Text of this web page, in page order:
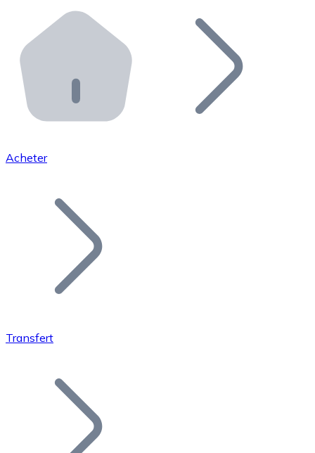
Distributeurs automatiques Bitnovo
Intégrez un ATM Bitnovo dans votre entreprise et
API Bitnovo
Intégrez notre API dans votre écosystème.
Rejoignez notre réseau de distributeurs et
Ajoutez le token de votre projet à notre service
Bitcoin
Acheter
Transfert